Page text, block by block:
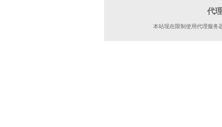
代
本站现在限制使用代理服务